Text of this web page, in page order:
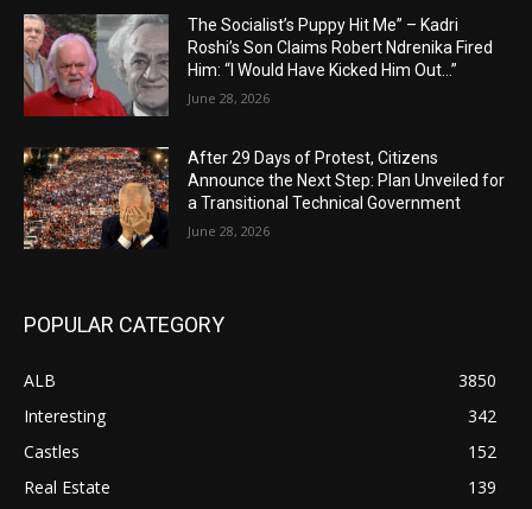
The Socialist’s Puppy Hit Me” – Kadri
Roshi’s Son Claims Robert Ndrenika Fired
Him: “I Would Have Kicked Him Out…”
June 28, 2026
After 29 Days of Protest, Citizens
Announce the Next Step: Plan Unveiled for
a Transitional Technical Government
June 28, 2026
POPULAR CATEGORY
ALB
3850
Interesting
342
Castles
152
Real Estate
139